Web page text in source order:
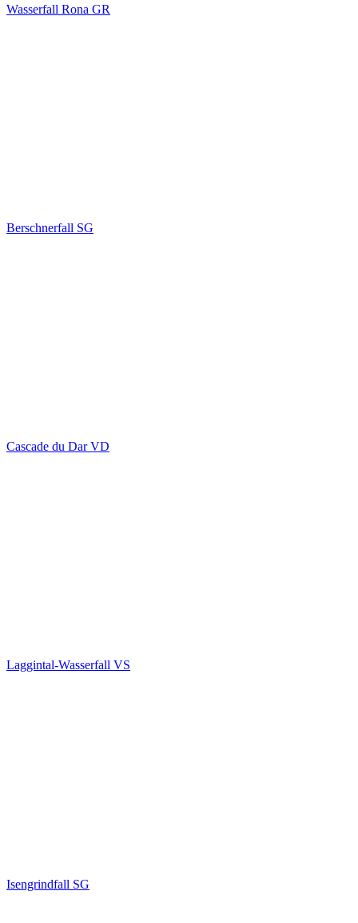
Wasserfall Rona GR
Berschnerfall SG
Cascade du Dar VD
Laggintal-Wasserfall VS
Isengrindfall SG